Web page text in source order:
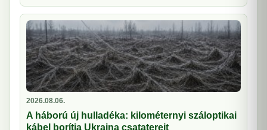
2026.08.06.
A háború új hulladéka: kilométernyi száloptikai
kábel borítja Ukrajna csatatereit